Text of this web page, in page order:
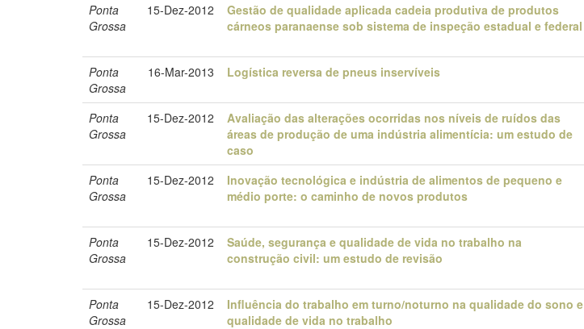
Ponta
Grossa
15-Dez-2012
Gestão de qualidade aplicada cadeia produtiva de produtos
cárneos paranaense sob sistema de inspeção estadual e federal
Ponta
Grossa
16-Mar-2013 Logística reversa de pneus inservíveis
Ponta
Grossa
15-Dez-2012
Avaliação das alterações ocorridas nos níveis de ruídos das
áreas de produção de uma indústria alimentícia: um estudo de
caso
Ponta
Grossa
15-Dez-2012
Inovação tecnológica e indústria de alimentos de pequeno e
médio porte: o caminho de novos produtos
Ponta
Grossa
15-Dez-2012
Saúde, segurança e qualidade de vida no trabalho na
construção civil: um estudo de revisão
Ponta
Grossa
15-Dez-2012
Influência do trabalho em turno/noturno na qualidade do sono e
qualidade de vida no trabalho